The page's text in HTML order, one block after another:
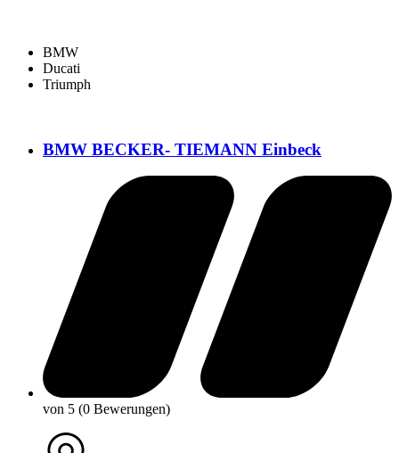
BMW
Ducati
Triumph
BMW BECKER- TIEMANN Einbeck
von 5 (0 Bewerungen)